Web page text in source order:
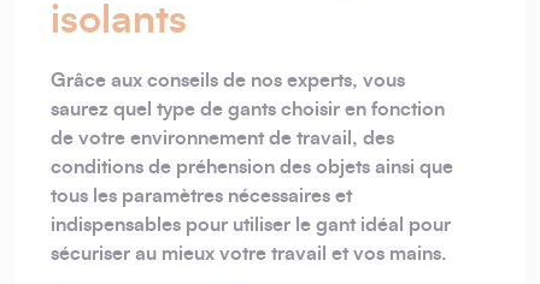
isolants
Grâce aux conseils de nos experts, vous
saurez quel type de gants choisir en fonction
de votre environnement de travail, des
conditions de préhension des objets ainsi que
tous les paramètres nécessaires et
indispensables pour utiliser le gant idéal pour
sécuriser au mieux votre travail et vos mains.